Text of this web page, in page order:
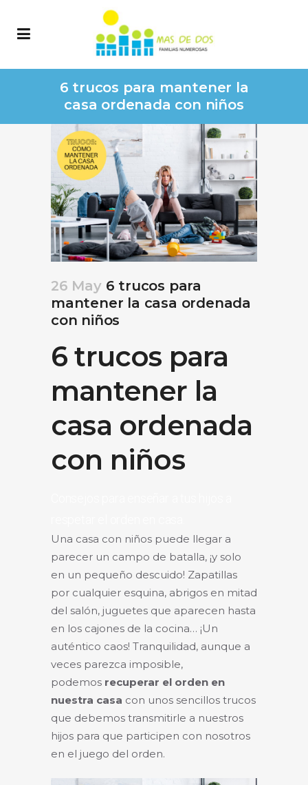
6 trucos para mantener la
casa ordenada con niños
26 May6 trucos para
mantener la casa ordenada
con niños
6 trucos para
mantener la
casa ordenada
con niños
Una casa con niños puede llegar a
parecer un campo de batalla, ¡y solo
en un pequeño descuido! Zapatillas
por cualquier esquina, abrigos en mitad
del salón, juguetes que aparecen hasta
en los cajones de la cocina… ¡Un
auténtico caos! Tranquilidad, aunque a
veces parezca imposible,
podemos recuperar el orden en
nuestra casa con unos sencillos trucos
que debemos transmitirle a nuestros
hijos para que participen con nosotros
en el juego del orden.